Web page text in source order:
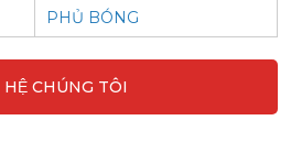
PHỦ BÓNG
CHÚNG TÔI